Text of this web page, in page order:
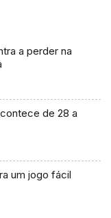
a perder na
de 28 a
um jogo fácil